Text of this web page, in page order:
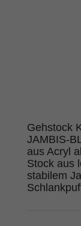
Gehstock
JAMBIS-
aus Acryl
Stock aus
stabilem